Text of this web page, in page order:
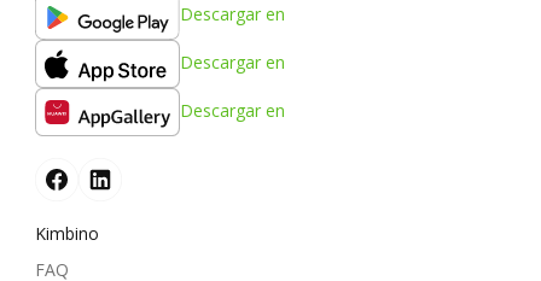
Descargar en
Descargar en
Descargar en
Kimbino
FAQ